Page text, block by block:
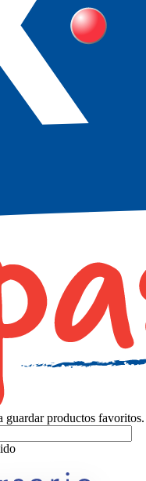
guardar productos favoritos.